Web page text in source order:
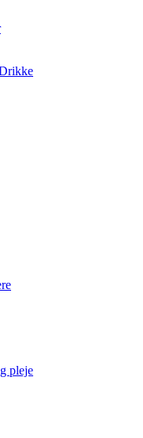
pleje